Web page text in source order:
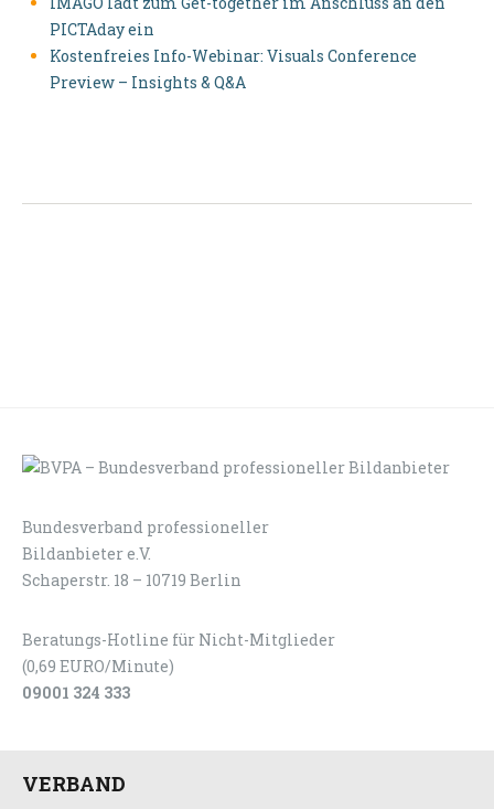
PICTAday ein
Kostenfreies Info-Webinar: Visuals Conference
Preview – Insights & Q&A
Bundesverband professioneller
Bildanbieter e.V.
Schaperstr. 18 – 10719 Berlin
Beratungs-Hotline für Nicht-Mitglieder
(0,69 EURO/Minute)
09001 324 333
VERBAND